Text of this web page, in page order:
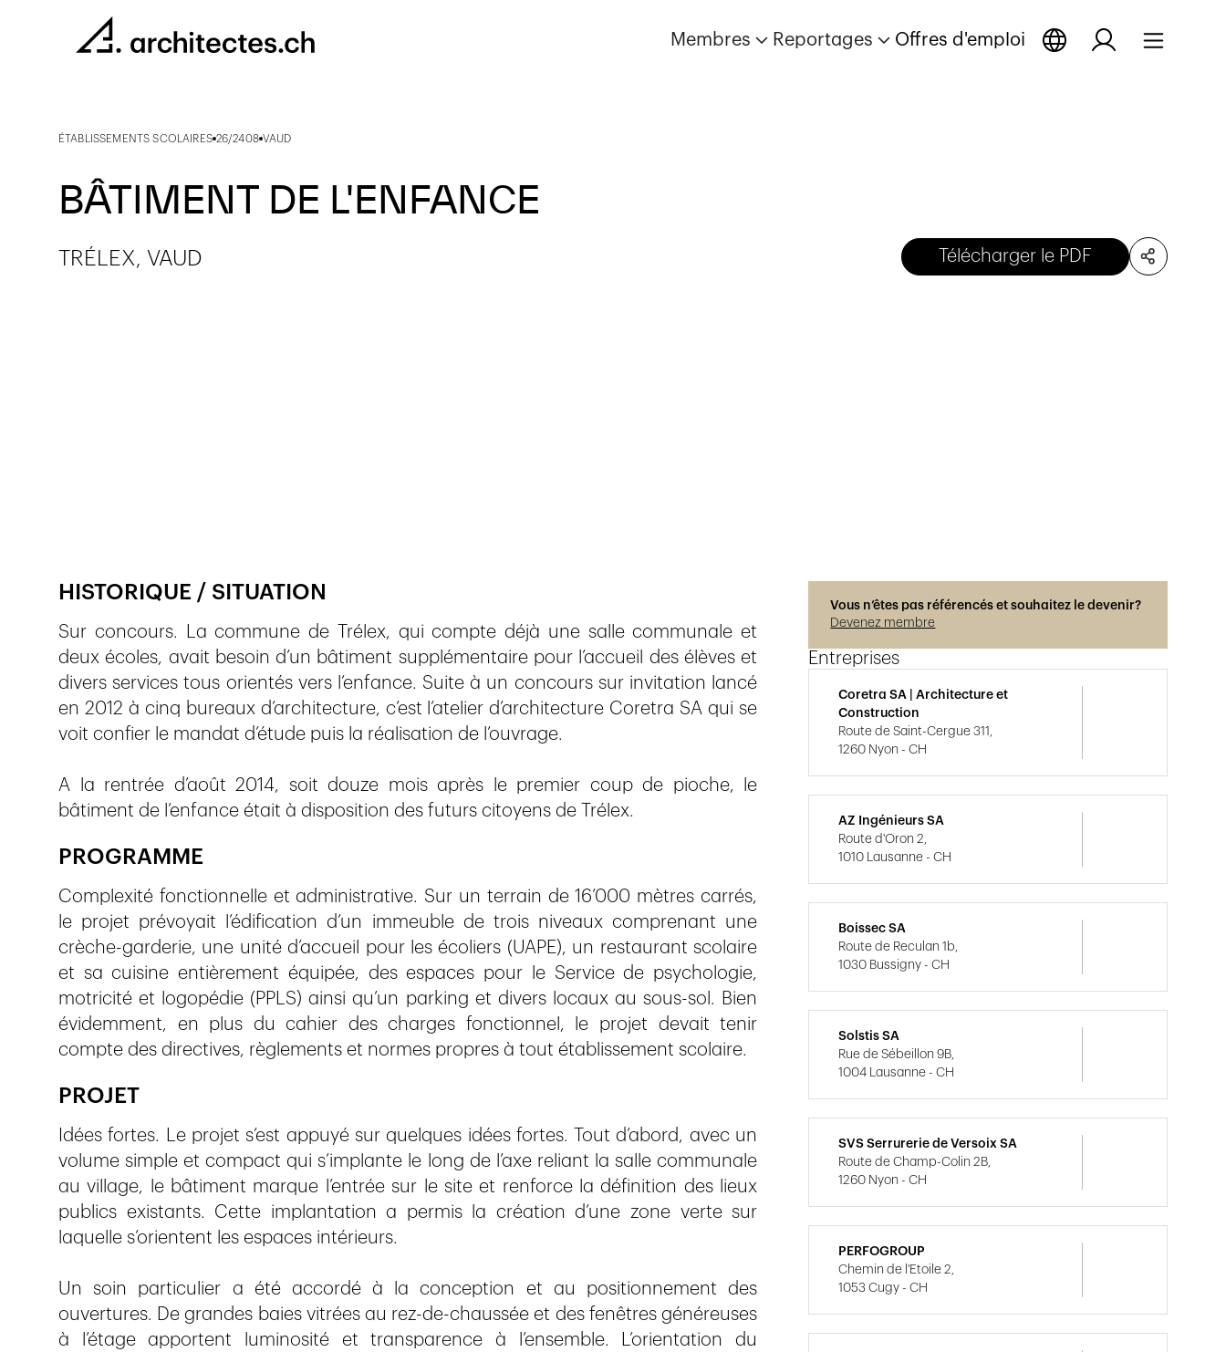
Membres Reportages Offres d'emploi
ÉTABLISSEMENTS SCOLAIRES 26/2408 VAUD
BÂTIMENT DE L'ENFANCE
TRÉLEX, VAUD Télécharger le PDF
HISTORIQUE / SITUATION
Sur concours. La commune de Trélex, qui compte déjà une salle communale et
deux écoles, avait besoin d’un bâtiment supplémentaire pour l’accueil des élèves et
divers services tous orientés vers l’enfance. Suite à un concours sur invitation lancé
en 2012 à cinq bureaux d’architecture, c’est l’atelier d’architecture Coretra SA qui se
voit confier le mandat d’étude puis la réalisation de l’ouvrage.
A la rentrée d’août 2014, soit douze mois après le premier coup de pioche, le
bâtiment de l’enfance était à disposition des futurs citoyens de Trélex.
PROGRAMME
Complexité fonctionnelle et administrative. Sur un terrain de 16’000 mètres carrés,
le projet prévoyait l’édification d’un immeuble de trois niveaux comprenant une
crèche-garderie, une unité d’accueil pour les écoliers (UAPE), un restaurant scolaire
et sa cuisine entièrement équipée, des espaces pour le Service de psychologie,
motricité et logopédie (PPLS) ainsi qu’un parking et divers locaux au sous-sol. Bien
évidemment, en plus du cahier des charges fonctionnel, le projet devait tenir
compte des directives, règlements et normes propres à tout établissement scolaire.
PROJET
Idées fortes. Le projet s’est appuyé sur quelques idées fortes. Tout d’abord, avec un
volume simple et compact qui s’implante le long de l’axe reliant la salle communale
au village, le bâtiment marque l’entrée sur le site et renforce la définition des lieux
publics existants. Cette implantation a permis la création d’une zone verte sur
laquelle s’orientent les espaces intérieurs.
Un soin particulier a été accordé à la conception et au positionnement des
ouvertures. De grandes baies vitrées au rez-de-chaussée et des fenêtres généreuses
à l’étage apportent luminosité et transparence à l’ensemble. L’orientation du
Vous n’êtes pas référencés et souhaitez le devenir?
Devenez membre
Entreprises
Coretra SA | Architecture et
Construction
Route de Saint-Cergue 311,
1260 Nyon - CH
AZ Ingénieurs SA
Route d'Oron 2,
1010 Lausanne - CH
Boissec SA
Route de Reculan 1b,
1030 Bussigny - CH
Solstis SA
Rue de Sébeillon 9B,
1004 Lausanne - CH
SVS Serrurerie de Versoix SA
Route de Champ-Colin 2B,
1260 Nyon - CH
PERFOGROUP
Chemin de l'Etoile 2,
1053 Cugy - CH